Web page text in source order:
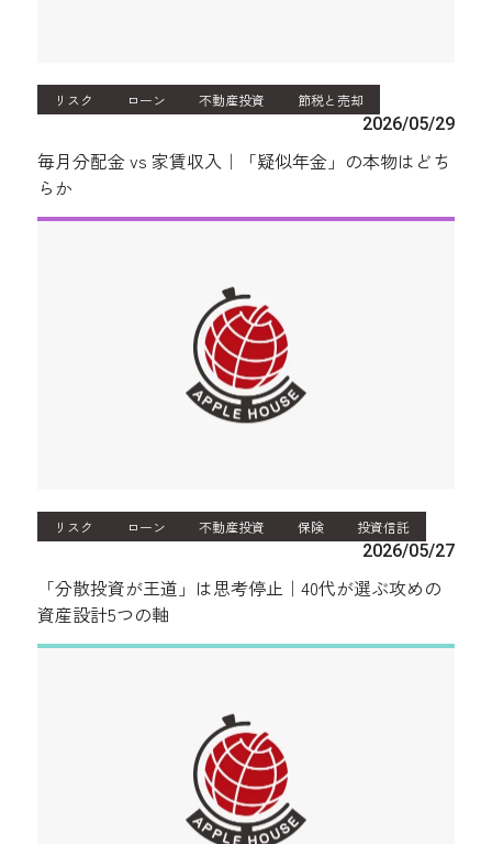
リスク ローン 不動産投資 節税と売却
2026/05/29
毎月分配金 vs 家賃収入｜「疑似年金」の本物はどち
らか
リスク ローン 不動産投資 保険 投資信託
2026/05/27
「分散投資が王道」は思考停止｜40代が選ぶ攻めの
資産設計5つの軸